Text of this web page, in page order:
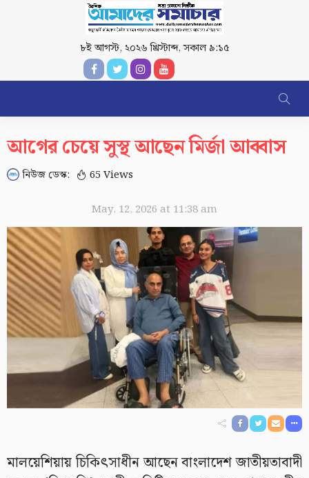
৮ই আগস্ট, ২০২৬ খ্রিস্টাব্দ,সকাল ৯:১৫
আগের চেয়ে সুস্থ আছেন মির্জা আব্বাস
নিউজ ডেস্ক: 65 Views
May. 12, 2026 at 11:38 am
মালয়েশিয়ায় চিকিৎসাধীন আছেন বাংলাদেশ জাতীয়তাবাদী